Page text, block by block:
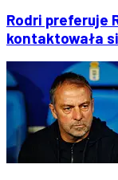
Rodri preferuje
kontaktowała